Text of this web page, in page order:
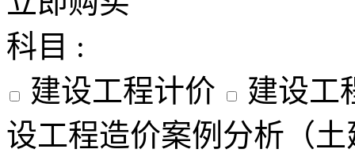
科目 :
建设工程计价
建设工
设工程造价案例分析（土